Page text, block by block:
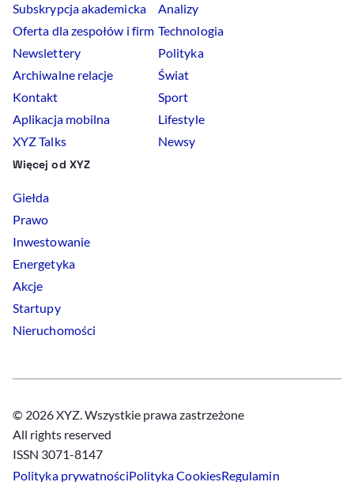
Subskrypcja akademicka
Oferta dla zespołów i firm
Newslettery
Archiwalne relacje
Kontakt
Aplikacja mobilna
XYZ Talks
Analizy
Technologia
Polityka
Świat
Sport
Lifestyle
Newsy
Więcej od XYZ
Giełda
Prawo
Inwestowanie
Energetyka
Akcje
Startupy
Nieruchomości
© 2026 XYZ. Wszystkie prawa zastrzeżone
All rights reserved
ISSN 3071-8147
Polityka prywatnościPolitykaCookiesRegulamin